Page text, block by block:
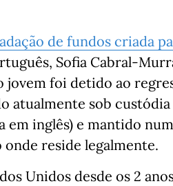
de fundos criada
Sofia Cabral-
jovem foi detido ao
atualmente sob
em inglês) e mantido
onde reside legalmente.
Unidos desde os 2